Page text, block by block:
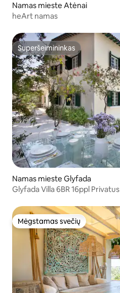
Namas mieste Atėnai
heArt namas
Superšeimininkas
Superšeimininkas
Namas mieste Glyfada
Glyfada Villa 6BR 16ppl
Mėgstamas svečių
Mėgstamas svečių